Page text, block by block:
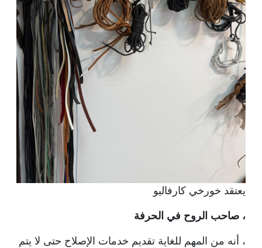
يعتقد خورخي كارفاليو
، صاحب الروح في الحرفة
، أنه من المهم للغاية تقديم خدمات الإصلاح حتى لا يتم